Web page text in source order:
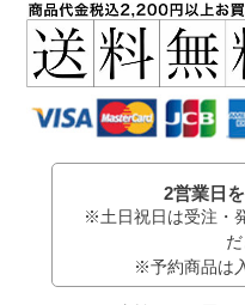
2営業日
※土日祝日は受注・
だ
※予約商品は